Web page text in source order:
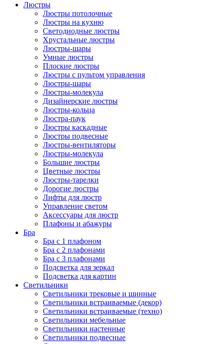
Люстры
Люстры потолочные
Люстры на кухню
Светодиодные люстры
Хрустальные люстры
Люстры-шары
Умные люстры
Плоские люстры
Люстры с пультом управления
Люстры-шары
Люстры-молекула
Дизайнерские люстры
Люстры-кольца
Люстра-паук
Люстры каскадные
Люстры подвесные
Люстры-вентиляторы
Люстры-молекула
Большие люстры
Цветные люстры
Люстры-тарелки
Дорогие люстры
Лифты для люстр
Управление светом
Аксессуары для люстр
Плафоны и абажуры
Бра
Бра с 1 плафоном
Бра с 2 плафонами
Бра с 3 плафонами
Подсветка для зеркал
Подсветка для картин
Светильники
Светильники трековые и шинные
Светильники встраиваемые (декор)
Светильники встраиваемые (техно)
Светильники мебельные
Светильники настенные
Светильники подвесные